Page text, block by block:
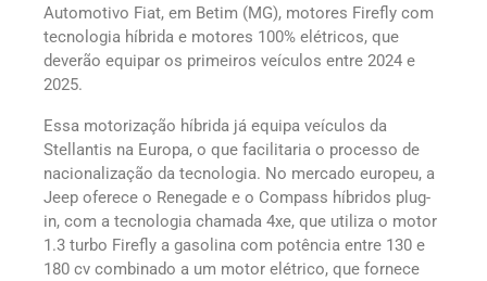
Automotivo Fiat, em Betim (MG), motores Firefly com
tecnologia híbrida e motores 100% elétricos, que
deverão equipar os primeiros veículos entre 2024 e
2025.
Essa motorização híbrida já equipa veículos da
Stellantis na Europa, o que facilitaria o processo de
nacionalização da tecnologia. No mercado europeu, a
Jeep oferece o Renegade e o Compass híbridos plug-
in, com a tecnologia chamada 4xe, que utiliza o motor
1.3 turbo Firefly a gasolina com potência entre 130 e
180 cv combinado a um motor elétrico, que fornece